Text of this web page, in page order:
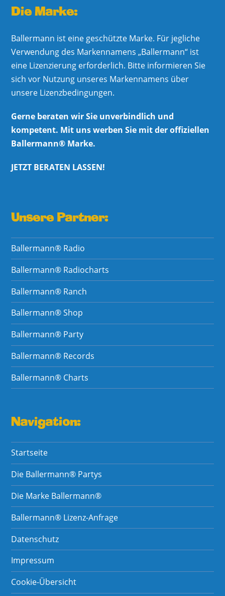
Die Marke:
Ballermann ist eine geschützte Marke. Für jegliche
Verwendung des Markennamens „Ballermann“ ist
eine Lizenzierung erforderlich. Bitte informieren Sie
sich vor Nutzung unseres Markennamens über
unsere Lizenzbedingungen.
Gerne beraten wir Sie unverbindlich und
kompetent. Mit uns werben Sie mit der offiziellen
Ballermann® Marke.
JETZT BERATEN LASSEN!
Unsere Partner:
Ballermann® Radio
Ballermann® Radiocharts
Ballermann® Ranch
Ballermann® Shop
Ballermann® Party
Ballermann® Records
Ballermann® Charts
Navigation:
Startseite
Die Ballermann® Partys
Die Marke Ballermann®
Ballermann® Lizenz-Anfrage
Datenschutz
Impressum
Cookie-Übersicht